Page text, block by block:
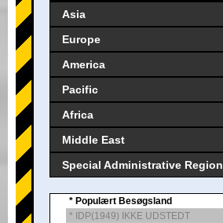
Asia
Europe
America
Pacific
Africa
Middle East
Special Administrative Region
* Populært Besøgsland
* IDP(1949) IKKE UDSTEDT